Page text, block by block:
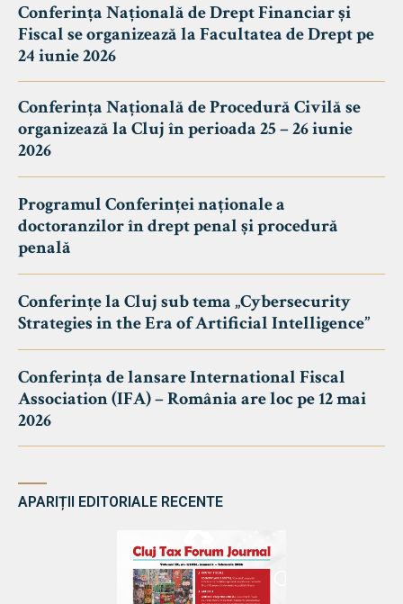
Conferința Națională de Drept Financiar și
Fiscal se organizează la Facultatea de Drept pe
24 iunie 2026
Conferința Națională de Procedură Civilă se
organizează la Cluj în perioada 25 – 26 iunie
2026
Programul Conferinței naționale a
doctoranzilor în drept penal și procedură
penală
Conferințe la Cluj sub tema „Cybersecurity
Strategies in the Era of Artificial Intelligence”
Conferința de lansare International Fiscal
Association (IFA) – România are loc pe 12 mai
2026
APARIȚII EDITORIALE RECENTE